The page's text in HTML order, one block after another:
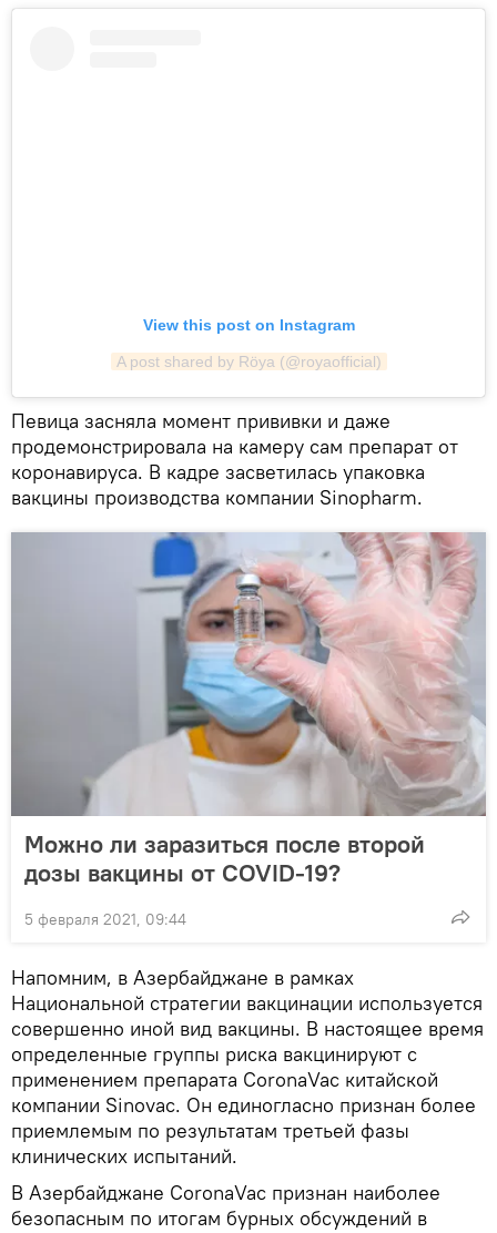
View this post on Instagram
A post shared by Röya (@royaofficial)
Певица засняла момент прививки и даже
продемонстрировала на камеру сам препарат от
коронавируса. В кадре засветилась упаковка
вакцины производства компании Sinopharm.
Можно ли заразиться после второй
дозы вакцины от COVID-19?
5 февраля 2021, 09:44
Напомним, в Азербайджане в рамках
Национальной стратегии вакцинации используется
совершенно иной вид вакцины. В настоящее время
определенные группы риска вакцинируют с
применением препарата СoronaVac китайской
компании Sinovac. Он единогласно признан более
приемлемым по результатам третьей фазы
клинических испытаний.
В Азербайджане СoronaVac признан наиболее
безопасным по итогам бурных обсуждений в